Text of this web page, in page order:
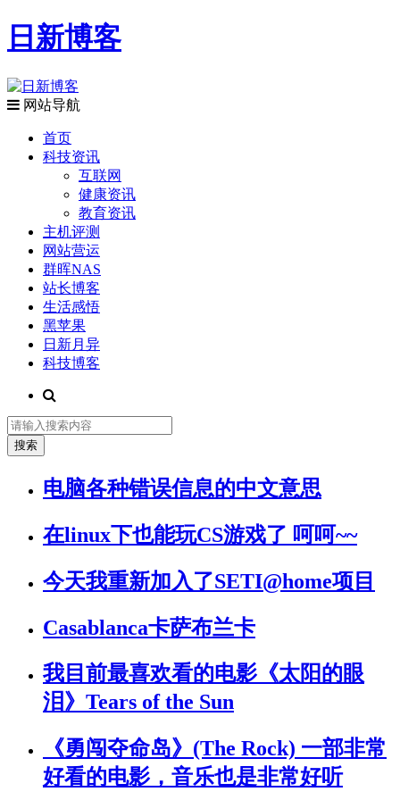
日新博客
网站导航
首页
科技资讯
互联网
健康资讯
教育资讯
主机评测
网站营运
群晖NAS
站长博客
生活感悟
黑苹果
日新月异
科技博客
电脑各种错误信息的中文意思
在linux下也能玩CS游戏了 呵呵~~
今天我重新加入了SETI@home项目
Casablanca卡萨布兰卡
我目前最喜欢看的电影《太阳的眼
泪》Tears of the Sun
《勇闯夺命岛》(The Rock) 一部非常
好看的电影，音乐也是非常好听